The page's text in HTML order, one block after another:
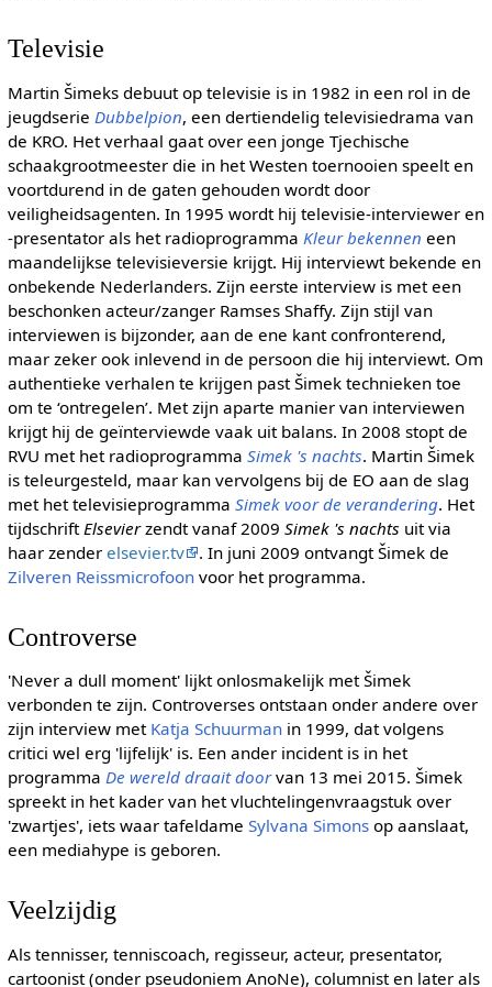
Televisie
Martin Šimeks debuut op televisie is in 1982 in een rol in de
jeugdserie Dubbelpion, een dertiendelig televisiedrama van
de KRO. Het verhaal gaat over een jonge Tjechische
schaakgrootmeester die in het Westen toernooien speelt en
voortdurend in de gaten gehouden wordt door
veiligheidsagenten. In 1995 wordt hij televisie-interviewer en
-presentator als het radioprogramma Kleur bekennen een
maandelijkse televisieversie krijgt. Hij interviewt bekende en
onbekende Nederlanders. Zijn eerste interview is met een
beschonken acteur/zanger Ramses Shaffy. Zijn stijl van
interviewen is bijzonder, aan de ene kant confronterend,
maar zeker ook inlevend in de persoon die hij interviewt. Om
authentieke verhalen te krijgen past Šimek technieken toe
om te ‘ontregelen’. Met zijn aparte manier van interviewen
krijgt hij de geïnterviewde vaak uit balans. In 2008 stopt de
RVU met het radioprogramma Simek 's nachts. Martin Šimek
is teleurgesteld, maar kan vervolgens bij de EO aan de slag
met het televisieprogramma Simek voor de verandering. Het
tijdschrift Elsevierzendt vanaf 2009 Simek 's nachts uit via
haar zender elsevier.tv
. In juni 2009 ontvangt Šimek de
Zilveren Reissmicrofoonvoor het programma.
Controverse
'Never a dull moment' lijkt onlosmakelijk met Šimek
verbonden te zijn. Controverses ontstaan onder andere over
zijn interview met Katja Schuurmanin 1999, dat volgens
critici wel erg 'lijfelijk' is. Een ander incident is in het
programma De wereld draait doorvan 13 mei 2015. Šimek
spreekt in het kader van het vluchtelingenvraagstuk over
'zwartjes', iets waar tafeldame Sylvana Simonsop aanslaat,
een mediahype is geboren.
Veelzijdig
Als tennisser, tenniscoach, regisseur, acteur, presentator,
cartoonist (onder pseudoniem AnoNe), columnist en later als